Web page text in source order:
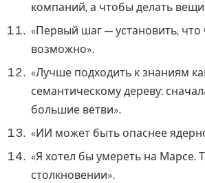
компаний, а чтобы делать
«Первый шаг — установить, что
возможно».
«Лучше подходить к знаниям
семантическому дереву:
большие ветви».
«ИИ может быть опаснее
«Я хотел бы умереть на Марсе.
столкновении».